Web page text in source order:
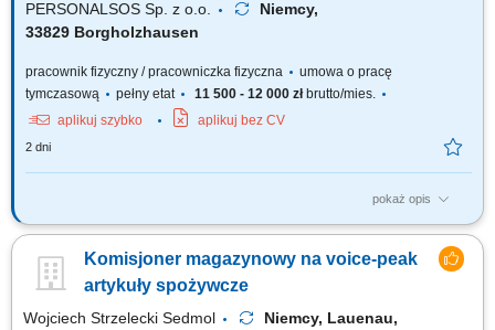
PERSONALSOS Sp. z o.o.
Niemcy,
33829 Borgholzhausen
pracownik fizyczny / pracowniczka fizyczna
umowa o pracę
tymczasową
pełny etat 11 500 - 12 000 złbrutto/mies.
aplikuj szybko
aplikuj bez CV
2 dni
pokaż opis
Zadania: prace magazynowe (komisjonowanie, pakowanie,
załadunek i rozładunek samochodów ciężarowych; sporządzanie i
kontrola dokumentów wysyłkowych; montaż elementów wózków
Komisjoner magazynowy na voice-peak
artykuły spożywcze
Wojciech Strzelecki Sedmol
Niemcy, Lauenau,